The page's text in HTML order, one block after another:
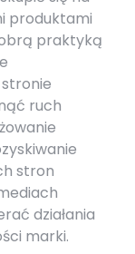
produktami
praktyką
ruch
stron
działania
marki.